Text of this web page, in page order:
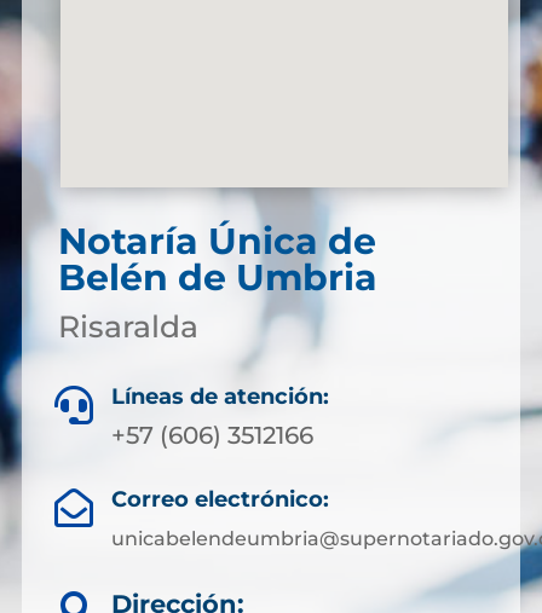
Notaría Única de
Belén de Umbria
Risaralda
 Líneas de atención:
+57 (606) 3512166
 Correo electrónico:
Dirección: